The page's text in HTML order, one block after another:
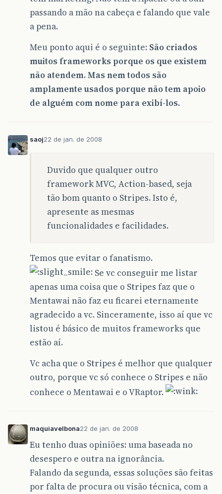
passando a mão na cabeça e falando que vale
a pena.
Meu ponto aqui é o seguinte: São criados
muitos frameworks porque os que existem
não atendem. Mas nem todos são
amplamente usados porque não tem apoio
de alguém com nome para exibí-los.
saoj22 de jan. de 2008
Duvido que qualquer outro
framework MVC, Action-based, seja
tão bom quanto o Stripes. Isto é,
apresente as mesmas
funcionalidades e facilidades.
Temos que evitar o fanatismo.
Se vc conseguir me listar
apenas uma coisa que o Stripes faz que o
Mentawai não faz eu ficarei eternamente
agradecido a vc. Sinceramente, isso aí que vc
listou é básico de muitos frameworks que
estão aí.
Vc acha que o Stripes é melhor que qualquer
outro, porque vc só conhece o Stripes e não
conhece o Mentawai e o VRaptor.
maquiavelbona22 de jan. de 2008
Eu tenho duas opiniões: uma baseada no
desespero e outra na ignorância.
Falando da segunda, essas soluções são feitas
por falta de procura ou visão técnica, com a